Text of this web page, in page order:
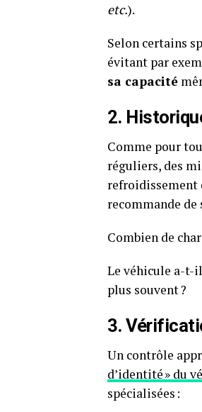
etc.).
Selon certains
évitant par
sa capacité
2.
Comme pour
réguliers, des
refroidissement
recommande de
Combien de
Le véhicule a-t-
plus souvent ?
3.
Un contrôle
d’identité » du
spécialisées :